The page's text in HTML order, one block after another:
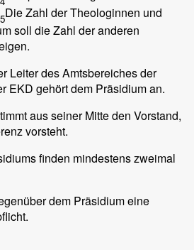
5Die Zahl der Theologinnen und
soll die Zahl der anderen
Leiter des Amtsbereiches der
EKD gehört dem Präsidium an.
aus seiner Mitte den Vorstand,
vorsteht.
finden mindestens zweimal
dem Präsidium eine